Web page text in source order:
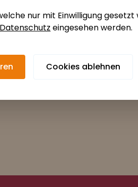
nur mit Einwilligung gesetzt
Datenschutz eingesehen werden.
Cookies ablehnen